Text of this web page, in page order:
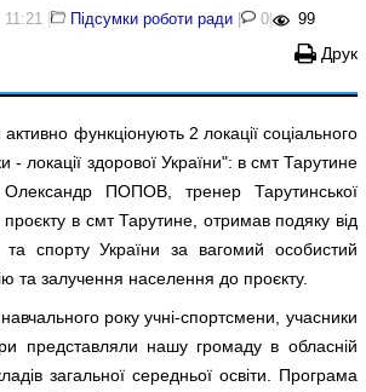
11:21 | Підсумки роботи ради | 0 | 99
Друк
функціонують 2 локації соціального
- локації здорової України": в смт Тарутине
ПОПОВ, тренер Тарутинської
в смт Тарутине, отримав подяку від
та спорту України за вагомий особистий
та залучення населення до проєкту.
року учні-спортсмени, учасники
представляли нашу громаду в обласній
загальної середньої освіти. Програма